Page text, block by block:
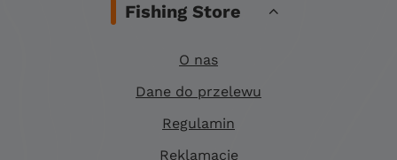
Fishing Store
O nas
Dane do przelewu
Regulamin
Reklamacje